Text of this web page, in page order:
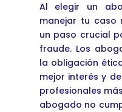
Al elegir un
manejar tu caso
un paso crucial
fraude. Los
la obligación
mejor interés y
profesionales
abogado no